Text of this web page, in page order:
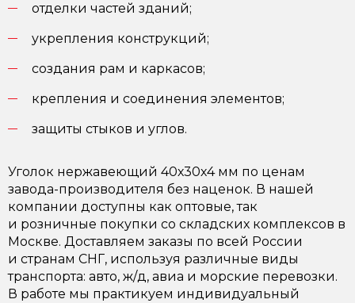
отделки частей зданий;
укрепления конструкций;
создания рам и каркасов;
крепления и соединения элементов;
защиты стыков и углов.
Уголок нержавеющий 40х30х4 мм по ценам
завода-производителя без наценок. В нашей
компании доступны как оптовые, так
и розничные покупки со складских комплексов в
Москве. Доставляем заказы по всей России
и странам СНГ, используя различные виды
транспорта: авто, ж/д, авиа и морские перевозки.
В работе мы практикуем индивидуальный